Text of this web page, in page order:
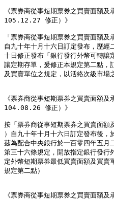
《票券商從事短期票券之買賣面額
105.12.27 修正）》
「票券商從事短期票券之買賣面額
自九十年十月十六日訂定發布，歷經
十日修正發布「銀行發行外幣可轉讓
讓定期存單，爰修正本規定第二點，
及買賣單位之規定，以活絡次級市場
《票券商從事短期票券之買賣面額
104.08.26 修正）》
按「票券商從事短期票券之買賣面額
）自九十年十月十六日訂定發布後，
茲為配合中央銀行於一百零四年五月
第三十六條規定，開放指定銀行發行
定外幣短期票券最低買賣面額及買賣
規定第二點）
《票券商從事短期票券之買賣面額